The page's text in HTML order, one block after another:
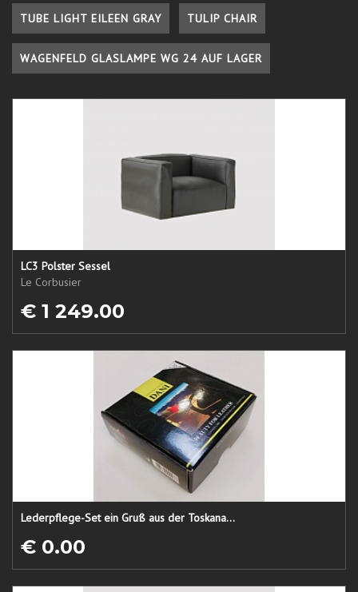
TUBE LIGHT EILEEN GRAY TULIP CHAIR
WAGENFELD GLASLAMPE WG 24 AUF LAGER
LC3 Polster Sessel
Le Corbusier
€ 1 249.00
Lederpflege-Set ein Gruß aus der Toskana...
€ 0.00